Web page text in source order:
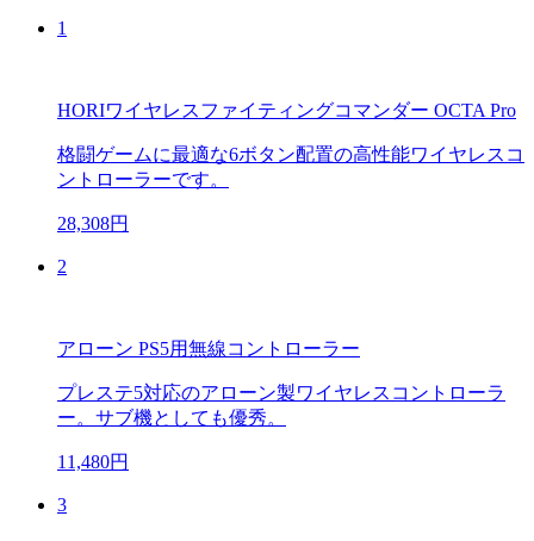
1
HORIワイヤレスファイティングコマンダー OCTA Pro
格闘ゲームに最適な6ボタン配置の高性能ワイヤレスコ
ントローラーです。
28,308円
2
アローン PS5用無線コントローラー
プレステ5対応のアローン製ワイヤレスコントローラ
ー。サブ機としても優秀。
11,480円
3